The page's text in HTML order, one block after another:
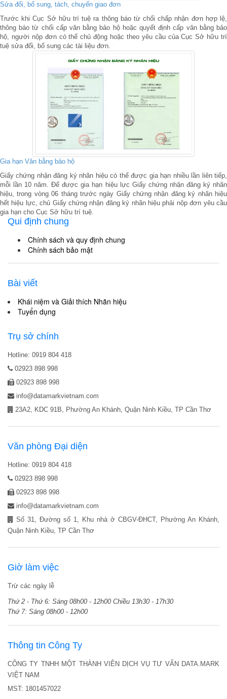
Sửa đổi, bổ sung, tách, chuyển giao đơn
Trước khi Cục Sở hữu trí tuệ ra thông báo từ chối chấp nhận đơn hợp lệ,
thông báo từ chối cấp văn bằng bảo hộ hoặc quyết định cấp văn bằng bảo
hộ, người nộp đơn có thể chủ động hoặc theo yêu cầu của Cục Sở hữu trí
tuệ sửa đổi, bổ sung các tài liệu đơn.
Gia hạn Văn bằng bảo hộ
Giấy chứng nhận đăng ký nhãn hiệu có thể được gia hạn nhiều lần liên tiếp,
mỗi lần 10 năm. Để được gia hạn hiệu lực Giấy chứng nhận đăng ký nhãn
hiệu, trong vòng 06 tháng trước ngày Giấy chứng nhận đăng ký nhãn hiệu
hết hiệu lực, chủ Giấy chứng nhận đăng ký nhãn hiệu phải nộp đơn yêu cầu
gia hạn cho Cục Sở hữu trí tuệ.
Qui định chung
Chính sách và quy định chung
Chính sách bảo mật
Bài viết
Khái niệm và Giải thích Nhãn hiệu
Tuyển dụng
Trụ sở chính
Hotline: 0919 804 418
02923 898 998
02923 898 998
info@datamarkvietnam.com
23A2, KDC 91B, Phường An Khánh, Quận Ninh Kiều, TP Cần Thơ
Văn phòng Đại diện
Hotline: 0919 804 418
02923 898 998
02923 898 998
info@datamarkvietnam.com
Số 31, Đường số 1, Khu nhà ở CBGV-ĐHCT, Phường An Khánh,
Quận Ninh Kiều, TP Cần Thơ
Giờ làm việc
Trừ các ngày lễ
Thứ 2 - Thứ 6: Sáng 08h00 - 12h00 Chiều 13h30 - 17h30
Thứ 7: Sáng 08h00 - 12h00
Thông tin Công Ty
CÔNG TY TNHH MỘT THÀNH VIÊN DỊCH VỤ TƯ VẤN DATA.MARK
VIỆT NAM
MST: 1801457022